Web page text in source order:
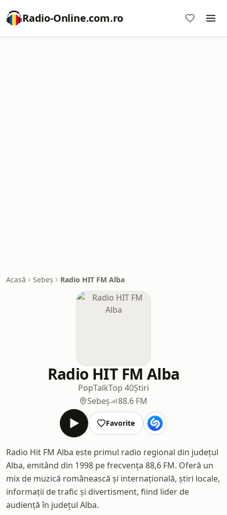
Radio-Online.com.ro
Acasă Sebeș Radio HIT FM Alba
Radio HIT FM Alba
PopTalkTop 40Știri
Sebeș
88.6 FM
Favorite
Radio Hit FM Alba este primul radio regional din județul
Alba, emitând din 1998 pe frecvența 88,6 FM. Oferă un
mix de muzică românească și internațională, știri locale,
informații de trafic și divertisment, fiind lider de
audiență în județul Alba.